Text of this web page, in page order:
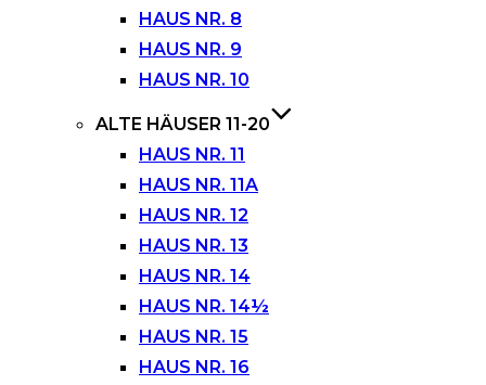
HAUS NR. 8
HAUS NR. 9
HAUS NR. 10
ALTE HÄUSER 11-20
HAUS NR. 11
HAUS NR. 11A
HAUS NR. 12
HAUS NR. 13
HAUS NR. 14
HAUS NR. 14½
HAUS NR. 15
HAUS NR. 16